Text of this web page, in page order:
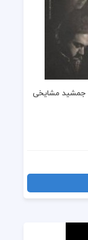
جمشید مشایخی